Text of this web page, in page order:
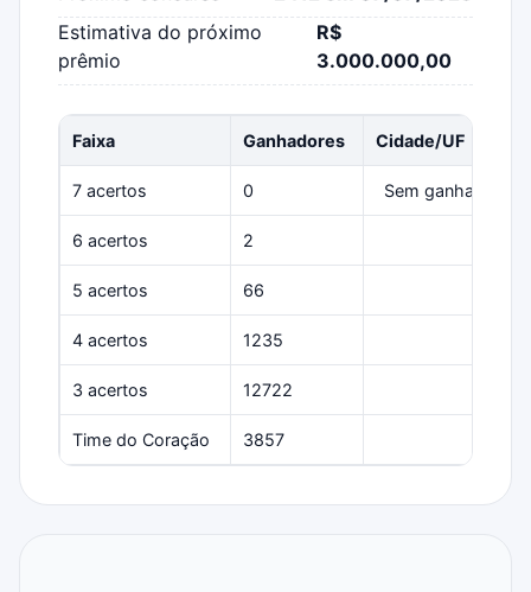
Estimativa do próximo
prêmio
R$
3.000.000,00
Faixa Ganhadores Cidade/UF
7 acertos 0 Sem ganhadores
6 acertos 2
5 acertos 66
4 acertos 1235
3 acertos 12722
Time do Coração 3857